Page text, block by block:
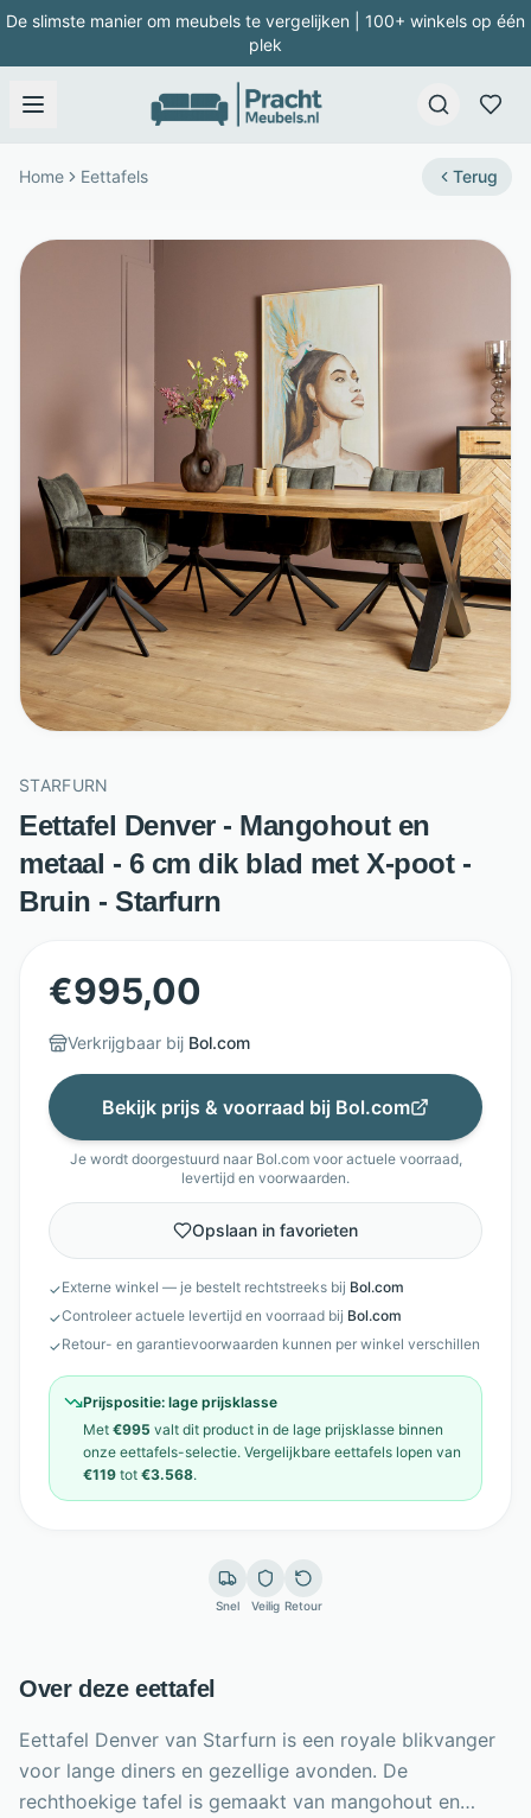
De slimste manier om meubels te vergelijken | 100+ winkels op één
plek
Home Eettafels Terug
STARFURN
Eettafel Denver - Mangohout en
metaal - 6 cm dik blad met X-poot -
Bruin - Starfurn
€995,00
Verkrijgbaar bij Bol.com
Bekijk prijs & voorraad bij Bol.com
Je wordt doorgestuurd naar Bol.comvoor actuele voorraad,
levertijd en voorwaarden.
Opslaan in favorieten
✓Externe winkel — je bestelt rechtstreeks bij Bol.com
✓Controleer actuele levertijd en voorraad bij Bol.com
✓Retour- en garantievoorwaarden kunnen per winkel verschillen
Prijspositie: lage prijsklasse
Met €995 valt dit product in de lage prijsklasse binnen
onze eettafels-selectie. Vergelijkbare eettafels lopen van
€119 tot €3.568.
Snel Veilig Retour
Over deze eettafel
Eettafel Denver van Starfurn is een royale blikvanger
voor lange diners en gezellige avonden. De
rechthoekige tafel is gemaakt van mangohout en